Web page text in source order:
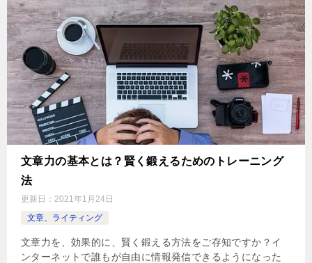
文章力の基本とは？賢く鍛えるためのトレーニング
法
更新日： 2021年1月24日
文章、ライティング
文章力を、効果的に、賢く鍛える方法をご存知ですか？イ
ンターネットで誰もが自由に情報発信できるようになった